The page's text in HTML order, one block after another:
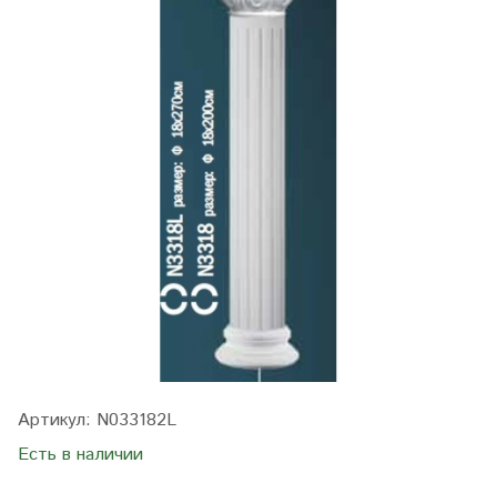
Артикул: N033182L
Есть в наличии